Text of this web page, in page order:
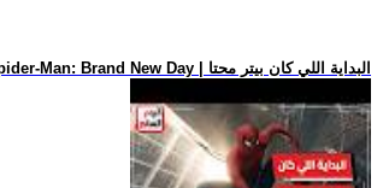
.. فيلم Spider-Man: Brand New Day | البداية اللي كان بيتر محتا